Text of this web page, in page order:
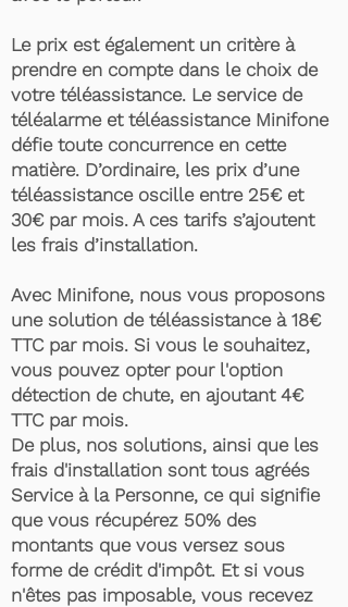
Le prix est également un critère à
prendre en compte dans le choix de
votre téléassistance. Le service de
téléalarme et téléassistance Minifone
défie toute concurrence en cette
matière. D’ordinaire, les prix d’une
téléassistance oscille entre 25€ et
30€ par mois. A ces tarifs s’ajoutent
les frais d’installation.
Avec Minifone, nous vous proposons
une solution de téléassistance à 18€
TTC par mois. Si vous le souhaitez,
vous pouvez opter pour l'option
détection de chute, en ajoutant 4€
TTC par mois.
De plus, nos solutions, ainsi que les
frais d'installation sont tous agréés
Service à la Personne, ce qui signifie
que vous récupérez 50% des
montants que vous versez sous
forme de crédit d'impôt. Et si vous
n'êtes pas imposable, vous recevez